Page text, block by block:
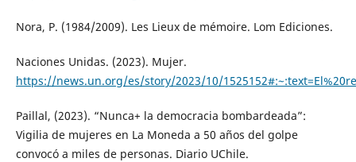
Nora, P. (1984/2009). Les Lieux de mémoire. Lom Ediciones.
Naciones Unidas. (2023). Mujer.
https://news.un.org/es/story/2023/10/
Paillal, (2023). “Nunca+ la democracia bombardeada”:
Vigilia de mujeres en La Moneda a 50 años del golpe
convocó a miles de personas. Diario UChile.